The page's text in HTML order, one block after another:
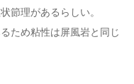
節理があるらしい。
ため粘性は屏風岩と同じ